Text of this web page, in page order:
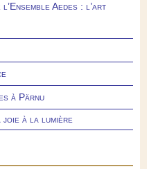
Aedes : l’art
à Pärnu
joie à la lumière